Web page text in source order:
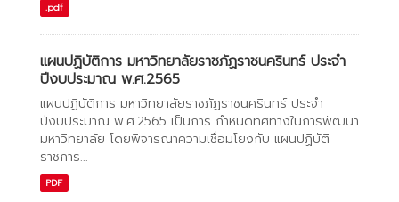
.pdf
แผนปฏิบัติการ มหาวิทยาลัยราชภัฏราชนครินทร์ ประจำ
ปีงบประมาณ พ.ศ.2565
แผนปฏิบัติการ มหาวิทยาลัยราชภัฏราชนครินทร์ ประจำ
ปีงบประมาณ พ.ศ.2565 เป็นการ กำหนดทิศทางในการพัฒนา
มหาวิทยาลัย โดยพิจารณาความเชื่อมโยงกับ แผนปฏิบัติ
ราชการ...
PDF